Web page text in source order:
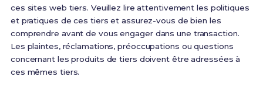
ces sites web tiers. Veuillez lire attentivement les politiques
et pratiques de ces tiers et assurez-vous de bien les
comprendre avant de vous engager dans une transaction.
Les plaintes, réclamations, préoccupations ou questions
concernant les produits de tiers doivent être adressées à
ces mêmes tiers.